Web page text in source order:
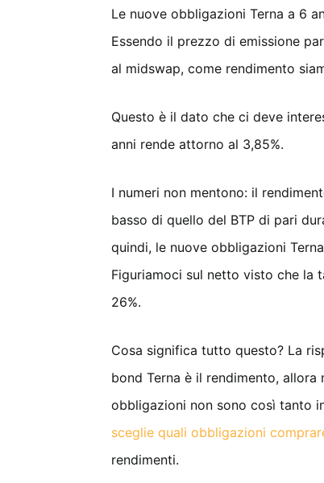
Le nuove obbligazioni Terna a 6
Essendo il prezzo di emissione
al midswap, come rendimento
Questo è il dato che ci deve
anni rende attorno al 3,85%.
I numeri non mentono: il
basso di quello del BTP di pari
quindi, le nuove obbligazioni
Figuriamoci sul netto visto che la
26%.
Cosa significa tutto questo? La
bond Terna è il rendimento, allora
obbligazioni non sono così tanto
sceglie quali obbligazioni
rendimenti.